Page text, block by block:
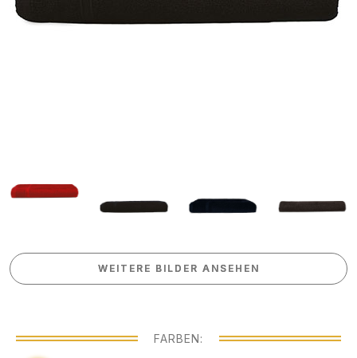
WEITERE BILDER ANSEHEN
WEITERE BILDER ANSEHEN
FARBEN: